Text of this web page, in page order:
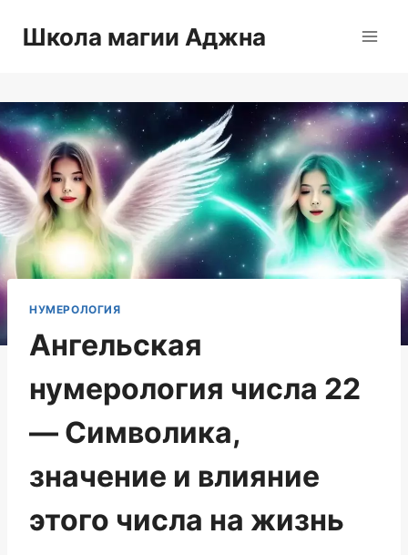
Школа магии Аджна
НУМЕРОЛОГИЯ
Ангельская
нумерология числа 22
— Символика,
значение и влияние
этого числа на жизнь